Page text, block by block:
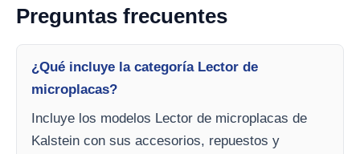
Preguntas frecuentes
¿Qué incluye la categoría Lector de
microplacas?
Incluye los modelos Lector de microplacas de
Kalstein con sus accesorios, repuestos y